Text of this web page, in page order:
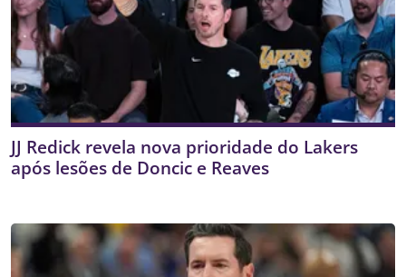
JJ Redick revela nova prioridade do Lakers
após lesões de Doncic e Reaves